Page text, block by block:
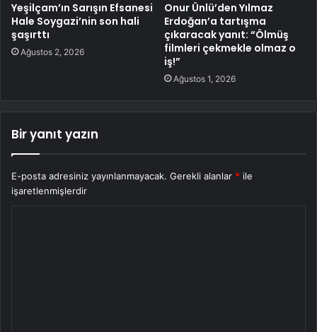
Yeşilçam’ın Sarışın Efsanesi
Hale Soygazi’nin son hali
şaşırttı
Ağustos 2, 2026
Onur Ünlü’den Yılmaz
Erdoğan’a tartışma
çıkaracak yanıt: “Ölmüş
filmleri çekmekle olmaz o
iş!”
Ağustos 1, 2026
Bir yanıt yazın
E-posta adresiniz yayınlanmayacak. Gerekli alanlar * ile
işaretlenmişlerdir